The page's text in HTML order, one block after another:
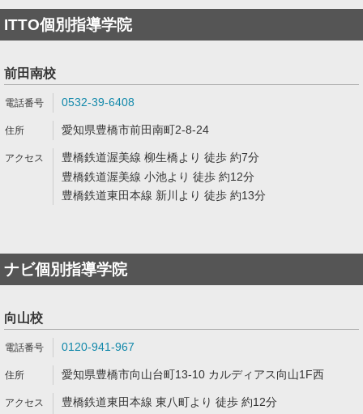
ITTO個別指導学院
前田南校
0532-39-6408
愛知県豊橋市前田南町2-8-24
豊橋鉄道渥美線 柳生橋より 徒歩 約7分
豊橋鉄道渥美線 小池より 徒歩 約12分
豊橋鉄道東田本線 新川より 徒歩 約13分
ナビ個別指導学院
向山校
0120-941-967
愛知県豊橋市向山台町13-10 カルディアス向山1F西
豊橋鉄道東田本線 東八町より 徒歩 約12分